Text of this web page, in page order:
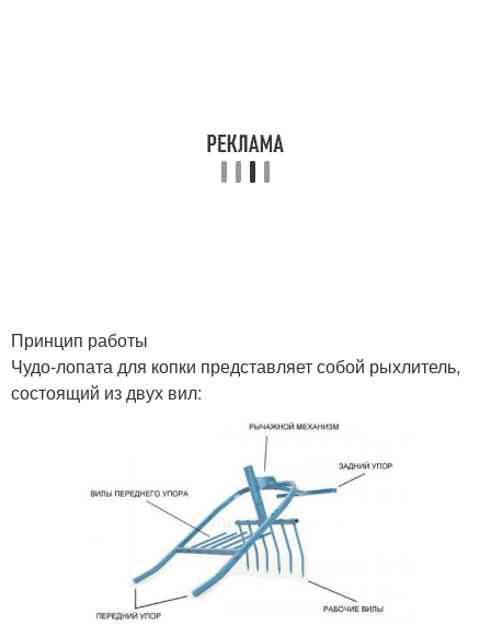
Принцип работы
Чудо-лопата для копки представляет собой рыхлитель,
состоящий из двух вил: